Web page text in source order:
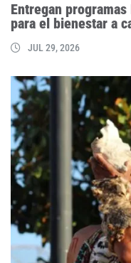
Entregan
para el bienestar a
JUL 29, 2026